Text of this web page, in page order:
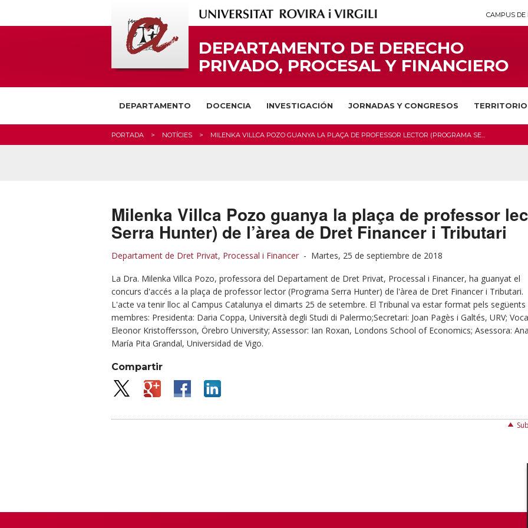
CAMPUS DE
DEPARTAMENTO DE DERECHO
PRIVADO, PROCESAL Y FINANCIERO
DEPARTAMENTO DOCENCIA INVESTIGACIÓN JORNADAS Y CONGRESOS TERRITORIO
PORTADA NOTÍCIES MILENKA VILLCA POZO GUANYA LA PLAÇA DE PROFESSOR LECTOR (PROGRAMA SE...
Milenka Villca Pozo guanya la plaça de professor
Serra Hunter) de l’àrea de Dret Financer i Tributari
Departament de Dret Privat, Processal i Financer - Martes, 25 de septiembre de 2018
La Dra. Milenka Villca Pozo, professora del Departament de Dret Privat, Processal i Financer, ha guanyat el
concurs d'accés a la plaça de professor lector (Programa Serra Hunter) de l'àrea de Dret Financer i Tributari.
L'acte va tenir lloc al Campus Catalunya el dimarts 25 de setembre. El Tribunal va estar format pels següents
membres: Presidenta: Daria Coppa, Università degli Studi di Palermo;Secretari: Joan Pagès i Galtés, URV;
Eleonor Kristoffersson, Örebro University; Assessor: Ian Roxan, Londons School of Economics; Asessora: Ana
María Pita Grandal, Universidad de Vigo.
Compartir